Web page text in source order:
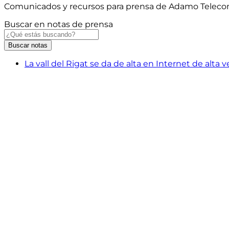
Comunicados y recursos para prensa de Adamo
Buscar en notas de prensa
Buscar notas
La vall del Rigat se da de alta en Internet de alta